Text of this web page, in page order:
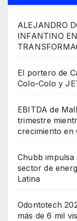
ALEJANDRO
INFANTINO
El portero de
Colo-Colo y
EBITDA de
trimestre
crecimiento en
Chubb
sector de
Latina
Odontotech
más de 6 mil